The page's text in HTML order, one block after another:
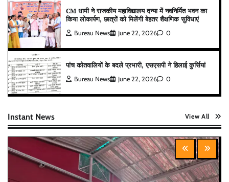
CM धामी ने राजकीय महाविद्यालय दन्या में नवनिर्मित भवन का
किया लोकार्पण, छात्रों को मिलेंगी बेहतर शैक्षणिक सुविधाएं
Bureau News June 22, 2026 0
पांच कोतवालियों के बदले प्रभारी, एसएसपी ने हिलाई कुर्सियां
Bureau News June 22, 2026 0
Instant News View All